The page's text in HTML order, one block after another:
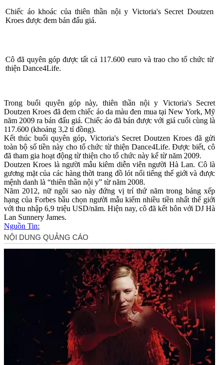
Chiếc áo khoác của thiên thần nội y Victoria's Secret Doutzen
Kroes được đem bán đấu giá.
Cô đã quyên góp được tất cả 117.600 euro và trao cho tổ chức từ
thiện Dance4Life.
Trong buổi quyên góp này, thiên thần nội y Victoria's Secret
Doutzen Kroes đã đem chiếc áo d‌a mà‌u đen mua tại New York, Mỹ
năm 2009 ra bán đấu giá. Chiếc áo đã bán được với giá cuối cùng là
117.600 (khoảng 3,2 tỉ đồng).
Kết thúc buổi quyên góp, Victoria's Secret Doutzen Kroes đã gửi
toàn bộ số tiền này cho tổ chức từ thiện Dance4Life. Được biết, cô
đã tham gia hoạt động từ thiện cho tổ chức này kể từ năm 2009.
Doutzen Kroes là người mẫu kiêm diễn viên người Hà Lan. Cô là
gương mặt của các hàng thời trang đồ lót nổi tiếng thế giới và được
mệnh danh là “thiên thần nội y” từ năm 2008.
Năm 2012, nữ ngôi sao này đứng vị trí thứ năm trong bảng xếp
hạng của Forbes bầu chọn người mẫu kiếm nhiều tiền nhất thế giới
với thu nhập 6,9 triệu USD/năm. Hiện nay, cô đã kết hôn với DJ Hà
Lan Sunnery James.
Nguồn Tin: